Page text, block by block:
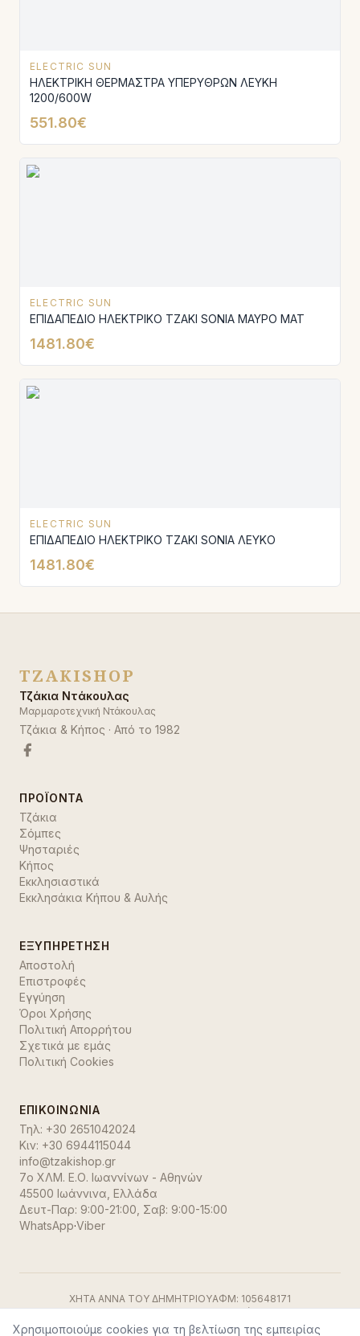
ELECTRIC SUN
ΗΛΕΚΤΡΙΚΗ ΘΕΡΜΑΣΤΡΑ ΥΠΕΡΥΘΡΩΝ ΛΕΥΚΗ
1200/600W
551.80€
ELECTRIC SUN
ΕΠΙΔΑΠΕΔΙΟ ΗΛΕΚΤΡΙΚΟ ΤΖΑΚΙ SONIA ΜΑΥΡΟ ΜΑΤ
1481.80€
ELECTRIC SUN
ΕΠΙΔΑΠΕΔΙΟ ΗΛΕΚΤΡΙΚΟ ΤΖΑΚΙ SONIA ΛΕΥΚΟ
1481.80€
TZAKISHOP
Τζάκια Ντάκουλας
Μαρμαροτεχνική Ντάκουλας
Τζάκια & Κήπος · Από το 1982
ΠΡΟΪΌΝΤΑ
Τζάκια
Σόμπες
Ψησταριές
Κήπος
Εκκλησιαστικά
Εκκλησάκια Κήπου & Αυλής
ΕΞΥΠΗΡΈΤΗΣΗ
Αποστολή
Επιστροφές
Εγγύηση
Όροι Χρήσης
Πολιτική Απορρήτου
Σχετικά με εμάς
Πολιτική Cookies
ΕΠΙΚΟΙΝΩΝΊΑ
Τηλ: +30 2651042024
Κιν: +30 6944115044
info@tzakishop.gr
7ο ΧΛΜ. Ε.Ο. Ιωαννίνων - Αθηνών
45500 Ιωάννινα Ελλάδα
Δευτ-Παρ: 9:00-21:00, Σαβ: 9:00-15:00
WhatsApp·Viber
ΧΗΤΑ ΑΝΝΑ ΤΟΥ ΔΗΜΗΤΡΙΟΥΑΦΜ: 105648171
ΓΕΜΗ:191500729000ΔΟΥ:Ιωαννίνων
Visa· Mastercard·Stripe
Χρησιμοποιούμε cookies για τη βελτίωση της εμπειρίας